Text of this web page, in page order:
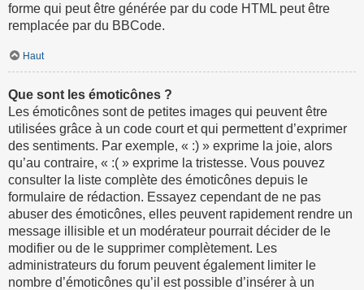
forme qui peut être générée par du code HTML peut être
remplacée par du BBCode.
Haut
Que sont les émoticônes ?
Les émoticônes sont de petites images qui peuvent être
utilisées grâce à un code court et qui permettent d’exprimer
des sentiments. Par exemple, « :) » exprime la joie, alors
qu’au contraire, « :( » exprime la tristesse. Vous pouvez
consulter la liste complète des émoticônes depuis le
formulaire de rédaction. Essayez cependant de ne pas
abuser des émoticônes, elles peuvent rapidement rendre un
message illisible et un modérateur pourrait décider de le
modifier ou de le supprimer complètement. Les
administrateurs du forum peuvent également limiter le
nombre d’émoticônes qu’il est possible d’insérer à un